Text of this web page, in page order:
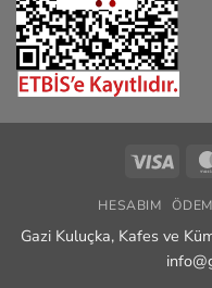
Visa
HESABIM
Gazi Kuluçka, Kafes ve